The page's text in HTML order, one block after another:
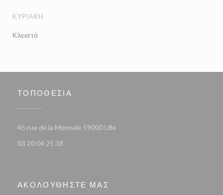
ΚΥΡΙΑΚΉ
Κλειστό
ΤΟΠΟΘΕΣΊΑ
45 rue de la Monnaie 59000 Lille
03 20 04 25 38
ΑΚΟΛΟΥΘΉΣΤΕ ΜΑΣ